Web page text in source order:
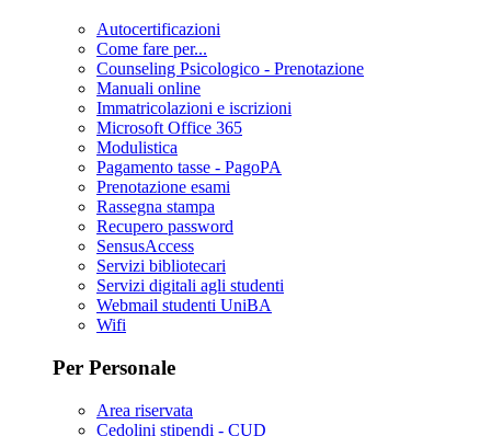
Autocertificazioni
Come fare per...
Counseling Psicologico - Prenotazione
Manuali online
Immatricolazioni e iscrizioni
Microsoft Office 365
Modulistica
Pagamento tasse - PagoPA
Prenotazione esami
Rassegna stampa
Recupero password
SensusAccess
Servizi bibliotecari
Servizi digitali agli studenti
Webmail studenti UniBA
Wifi
Per Personale
Area riservata
Cedolini stipendi - CUD